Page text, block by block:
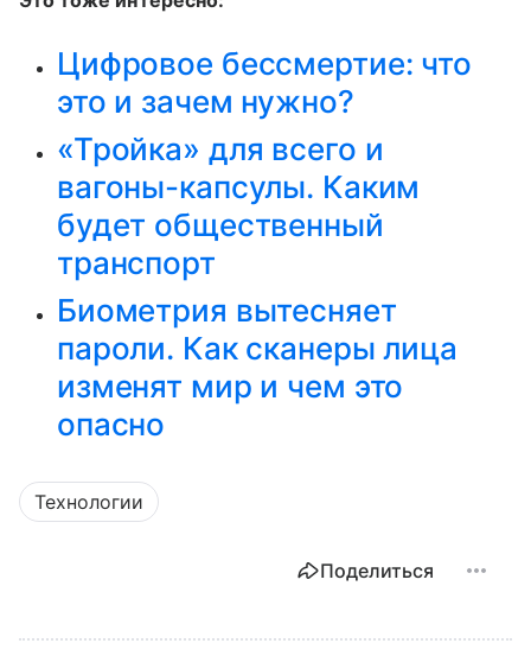
Цифровое бессмертие: что
это и зачем нужно?
«Тройка» для всего и
вагоны-капсулы. Каким
будет общественный
транспорт
Биометрия вытесняет
пароли. Как сканеры лица
изменят мир и чем это
опасно
Технологии
Поделиться